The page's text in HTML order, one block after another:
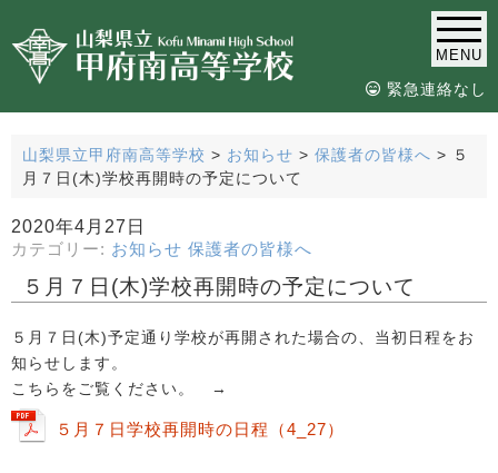
MENU
緊急連絡なし
山梨県立甲府南高等学校 > お知らせ > 保護者の皆様へ > ５
月７日(木)学校再開時の予定について
2020年4月27日
カテゴリー: お知らせ 保護者の皆様へ
５月７日(木)学校再開時の予定について
５月７日(木)予定通り学校が再開された場合の、当初日程をお
知らせします。
こちらをご覧ください。 →
５月７日学校再開時の日程（4_27）